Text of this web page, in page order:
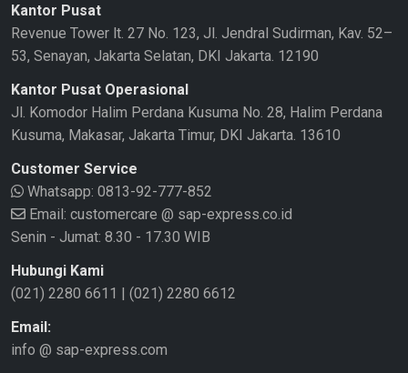
Kantor Pusat
Revenue Tower lt. 27 No. 123, Jl. Jendral Sudirman, Kav. 52–
53, Senayan, Jakarta Selatan, DKI Jakarta. 12190
Kantor Pusat Operasional
Jl. Komodor Halim Perdana Kusuma No. 28, Halim Perdana
Kusuma, Makasar, Jakarta Timur, DKI Jakarta. 13610
Customer Service
Whatsapp: 0813-92-777-852
Email: customercare @ sap-express.co.id
Senin - Jumat: 8.30 - 17.30 WIB
Hubungi Kami
(021) 2280 6611 | (021) 2280 6612
Email:
info @ sap-express.com